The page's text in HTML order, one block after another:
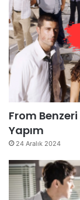
From
Yapım
24 Aralık 2024